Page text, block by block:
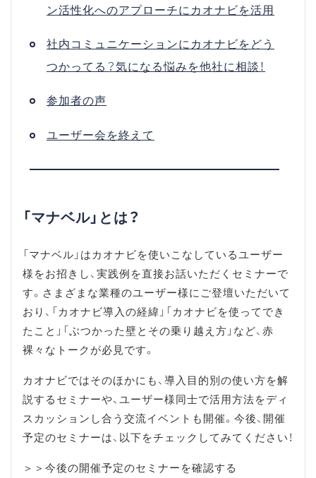
ン活性化へのアプローチにカオナビを活用
社内コミュニケーションにカオナビをどう
つかってる？気になる悩みを他社に相談！
参加者の声
ユーザー会を終えて
「マナベル」とは？
「マナベル」はカオナビを使いこなしているユーザー
様をお招きし、実践例を直接お話いただくセミナーで
す。さまざまな業種のユーザー様にご登壇いただいて
おり、「カオナビ導入の経緯」「カオナビを使ってでき
たこと」「ぶつかった壁とその乗り越え方」など、赤
裸々なトークが必見です。
カオナビではそのほかにも、導入目的別の使い方を解
説するセミナーや、ユーザー様同士で活用方法をディ
スカッションし合う交流イベントも開催。今後、開催
予定のセミナーは、以下をチェックしてみてください！
＞＞今後の開催予定のセミナーを確認する